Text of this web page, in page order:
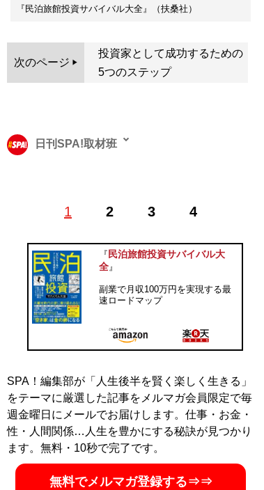
『民泊旅館投資サバイバル大全』（扶桑社）
次のページ
投資家として成功するための
5つのステップ
1 2 3 4
日刊SPA!取材班
『 民泊旅館投資サバイバル大
全』
副業で月収100万円を実現する最
速ロードマップ
SPA！編集部が「人生後半を賢く楽しく生きる」
をテーマに厳選した記事をメルマガ会員限定で毎
週金曜日にメールでお届けします。仕事・お金・
性・人間関係…人生を豊かにする秘訣が見つかり
ます。無料・10秒で完了です。
無料でメルマガ登録する⇒⇒